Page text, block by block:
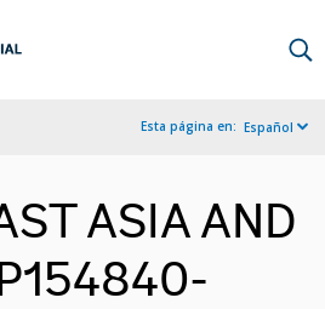
Esta página en: Español
ASIA AND